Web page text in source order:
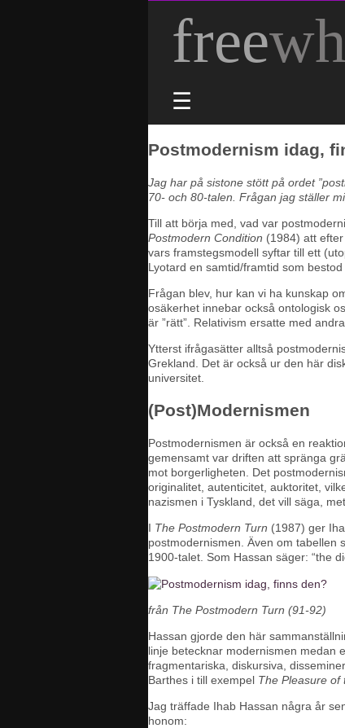
free
☰
Postmodernism idag,
Jag har på sistone stött på ordet
70- och 80-talen. Frågan jag ställer
Till att börja med, vad var
Postmodern Condition (1984) att
vars framstegsmodell syftar till ett
Lyotard en samtid/framtid som
Frågan blev, hur kan vi ha kunskap
osäkerhet innebar också ontologisk
är ”rätt”. Relativism ersatte med
Ytterst ifrågasätter alltså
Grekland. Det är också ur den här
universitet.
(Post)Modernismen
Postmodernismen är också en
gemensamt var driften att spränga
mot borgerligheten. Det
originalitet, autenticitet, auktoritet,
nazismen i Tyskland, det vill säga,
I The Postmodern Turn (1987) ger
postmodernismen. Även om tabellen
1900-talet. Som Hassan säger: “the
från The Postmodern Turn (91-92)
Hassan gjorde den här
linje betecknar modernismen medan
fragmentariska, diskursiva,
Barthes i till exempel The Pleasure of
Jag träffade Ihab Hassan några år
honom: